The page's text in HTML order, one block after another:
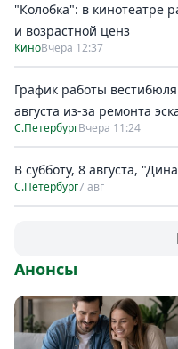
"Колобка": в кинотеатре
и возрастной ценз
КиноВчера 12:37
График работы
августа из-за ремонта
С.ПетербургВчера 11:24
В субботу, 8 августа,
С.Петербург7 авг
Анонсы